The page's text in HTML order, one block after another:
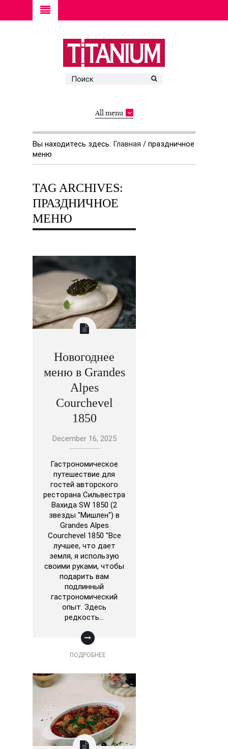
All menu
Вы находитесь здесь: Главная / праздничное
меню
TAG ARCHIVES:
ПРАЗДНИЧНОЕ
МЕНЮ
Новогоднее
меню в Grandes
Alpes
Courchevel
1850
December 16, 2025
Гастрономическое
путешествие для
гостей авторского
ресторана Сильвестра
Вахида SW 1850 (2
звезды "Мишлен") в
Grandes Alpes
Courchevel 1850 "Все
лучшее, что дает
земля, я использую
своими руками, чтобы
подарить вам
подлинный
гастрономический
опыт. Здесь
редкость…
ПОДРОБНЕЕ